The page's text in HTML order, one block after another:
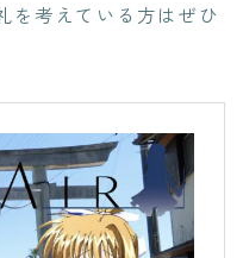
を考えている方はぜひ